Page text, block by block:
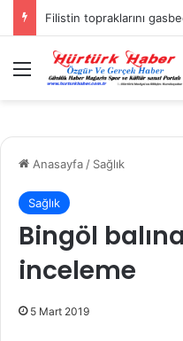
Menü
Anasayfa / Sağlık
Sağlık
Bingöl
inceleme
5 Mart 2019